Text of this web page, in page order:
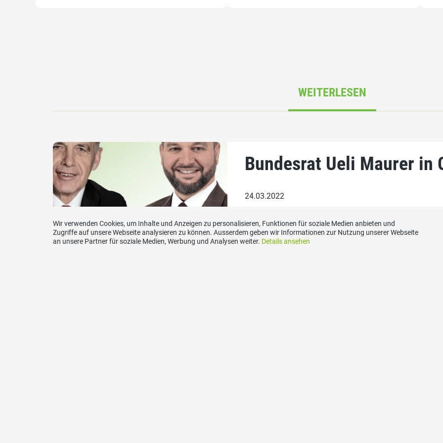
WEITERLESEN
Bundesrat Ueli Maurer in
24.03.2022
Grossratskandidatinnen und Grossratskandidaten
Wir verwenden Cookies, um Inhalte und Anzeigen zu personalisieren, Funktionen für soziale Medien anbieten und
Zugriffe auf unsere Webseite analysieren zu können. Ausserdem geben wir Informationen zur Nutzung unserer Webseite
an unsere Partner für soziale Medien, Werbung und Analysen weiter. Details ansehen